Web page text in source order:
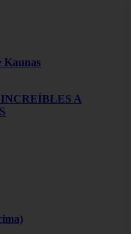
Kaunas
A